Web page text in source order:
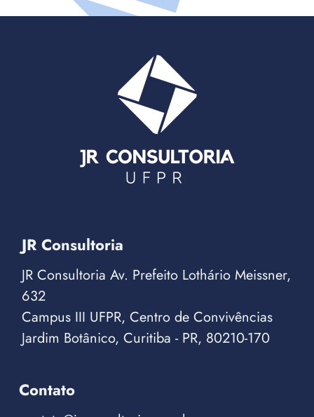
JR Consultoria
JR Consultoria Av. Prefeito Lothário Meissner,
632
Campus III UFPR, Centro de Convivências
Jardim Botânico, Curitiba - PR, 80210-170
Contato